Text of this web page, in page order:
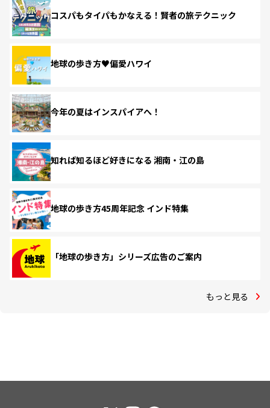
コスパもタイパもかなえる！賢者の旅テクニック
地球の歩き方♥偏愛ハワイ
今年の夏はインスパイアへ！
知れば知るほど好きになる 湘南・江の島
地球の歩き方45周年記念 インド特集
「地球の歩き方」シリーズ広告のご案内
もっと見る